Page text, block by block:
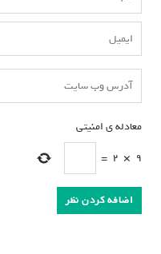
معادله ی امنیتی
9
×
2
=